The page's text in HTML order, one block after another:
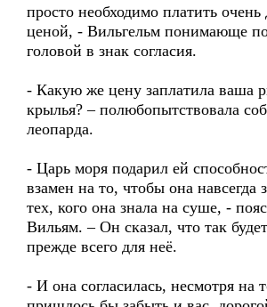
просто необходимо платить очень
ценой, - Вильгельм понимающе
головой в знак согласия.
- Какую же цену заплатила ваша
крылья? – полюбопытствовала
леопарда.
- Царь моря подарил ей
взамен на то, чтобы она навсегда
тех, кого она знала на суше, -
Вильям. – Он сказал, что так
прежде всего для неё.
- И она согласилась, несмотря на